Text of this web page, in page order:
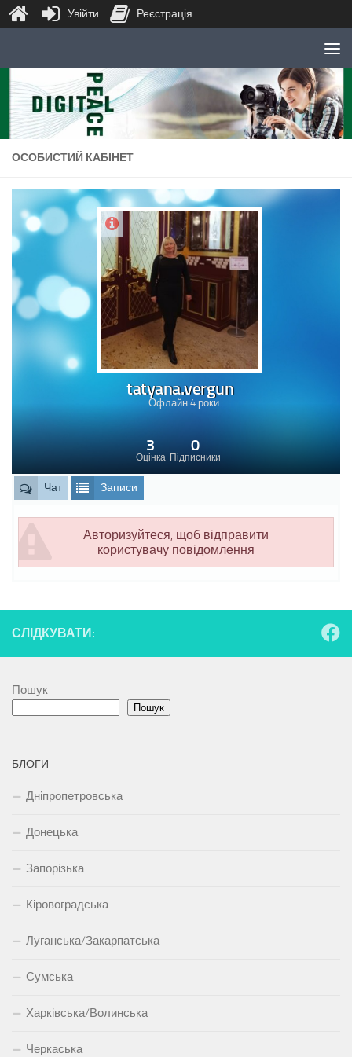
Skip to content
ОСОБИСТИЙ КАБІНЕТ
tatyana.vergun
Офлайн 4 роки
Оцінка
3
Підписники
0
Чат Записи
Авторизуйтеся, щоб відправити
користувачу повідомлення
СЛІДКУВАТИ:
Пошук
Пошук
БЛОГИ
Дніпропетровська
Донецька
Запорізька
Кіровоградська
Луганська/Закарпатська
Сумська
Харківська/Волинська
Черкаська
Увійти Реєстрація